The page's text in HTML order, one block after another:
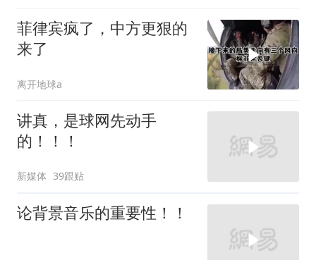
菲律宾疯了，中方更狠的
来了
离开地球a
讲真，是球网先动手
的！！！
新媒体 39跟贴
论背景音乐的重要性！！